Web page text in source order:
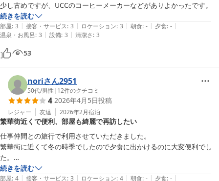
少し古めですが、UCCのコーヒーメーカーなどがありよかったです。
続きを読む
部屋: 3 | 接客・サービス: 3 | ロケーション: 3 | 朝食: - | 夕食: - |
温泉・お風呂: 3 | 設備: 3 | 清潔さ: 3
53
noriさん2951
50代/男性 | 12件のクチコミ
4 2026年4月5日投稿
レジャー 友達 2026年2月宿泊
繁華街近くで便利、部屋も綺麗で再訪したい
仕事仲間との旅行で利用させていただきました。
繁華街に近くて冬の時季でしたので夕食に出かけるのに大変便利でし
た。
大浴場がなかったのが残念でしたが、部屋は綺麗にリニューアルされて
いて、
続きを読む
部屋: 4 | 接客・サービス: 3 | ロケーション: 4 | 朝食: - | 夕食: - |